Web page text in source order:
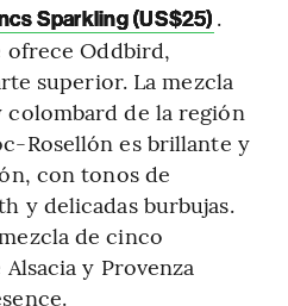
Sparkling (US$25) .
ofrece Oddbird,
superior. La mezcla
colombard de la región
Rosellón es brillante y
con tonos de
y delicadas burbujas.
de cinco
y Provenza